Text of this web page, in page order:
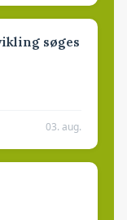
søges
03. aug.